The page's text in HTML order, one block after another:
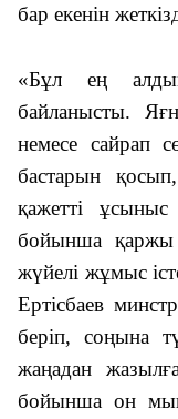
бар екенін
«Бұл ең
байланысты.
немесе сайрап
бастарын
қажетті
бойынша қаржы
жүйелі жұмыс
Ертісбаев
беріп, соңына
жаңадан
бойынша он